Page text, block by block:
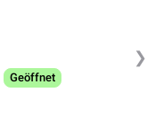
❯
Geöffnet